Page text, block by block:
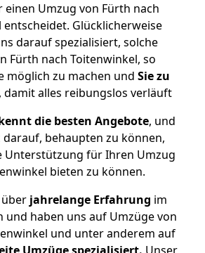
einen Umzug von Fürth nach
Glücklicherweise
darauf spezialisiert, solche
Fürth nach Toitenwinkel, so
möglich zu machen und Sie zu
, damit alles reibungslos verläuft
die besten Angebote, und
behaupten zu können,
Unterstützung für Ihren Umzug
bieten zu können.
jahrelange Erfahrung im
und haben uns auf Umzüge von
und unter anderem auf